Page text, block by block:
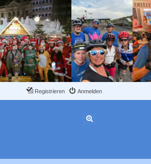
Anmelden
Registrieren